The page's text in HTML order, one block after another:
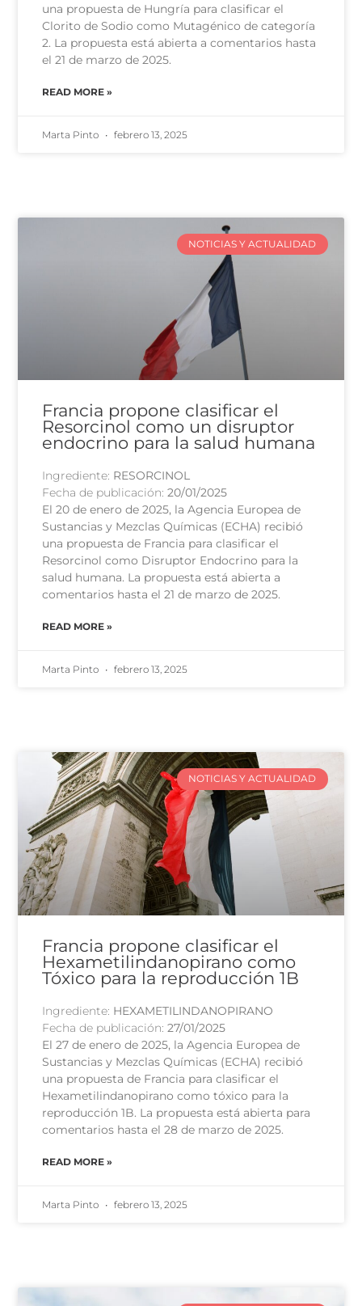
una propuesta de Hungría para clasificar el
Clorito de Sodio como Mutagénico de categoría
2. La propuesta está abierta a comentarios hasta
el 21 de marzo de 2025.
READ MORE »
Marta Pinto febrero 13, 2025
NOTICIAS Y ACTUALIDAD
Francia propone clasificar el
Resorcinol como un disruptor
endocrino para la salud humana
Ingrediente: RESORCINOL
Fecha de publicación:20/01/2025
El 20 de enero de 2025, la Agencia Europea de
Sustancias y Mezclas Químicas (ECHA) recibió
una propuesta de Francia para clasificar el
Resorcinol como Disruptor Endocrino para la
salud humana. La propuesta está abierta a
comentarios hasta el 21 de marzo de 2025.
READ MORE »
Marta Pinto febrero 13, 2025
NOTICIAS Y ACTUALIDAD
Francia propone clasificar el
Hexametilindanopirano como
Tóxico para la reproducción 1B
Ingrediente: HEXAMETILINDANOPIRANO
Fecha de publicación:27/01/2025
El 27 de enero de 2025, la Agencia Europea de
Sustancias y Mezclas Químicas (ECHA) recibió
una propuesta de Francia para clasificar el
Hexametilindanopirano como tóxico para la
reproducción 1B. La propuesta está abierta para
comentarios hasta el 28 de marzo de 2025.
READ MORE »
Marta Pinto febrero 13, 2025